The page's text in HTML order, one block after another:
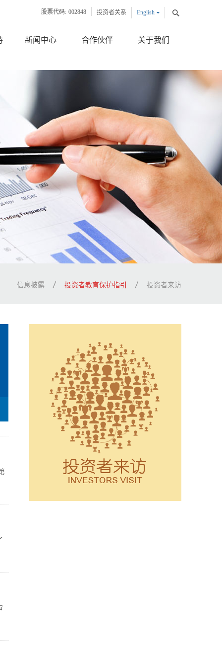
English
投资者关系
股票代码: 002848
新闻中心 合作伙伴 关于我们
信息披露 投资者教育保护指引 投资者来访